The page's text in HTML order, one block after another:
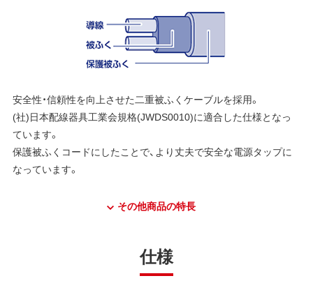
安全性・信頼性を向上させた二重被ふくケーブルを採用。
(社)日本配線器具工業会規格(JWDS0010)に適合した仕様となっ
ています。
保護被ふくコードにしたことで、より丈夫で安全な電源タップに
なっています。
その他商品の特長
仕様